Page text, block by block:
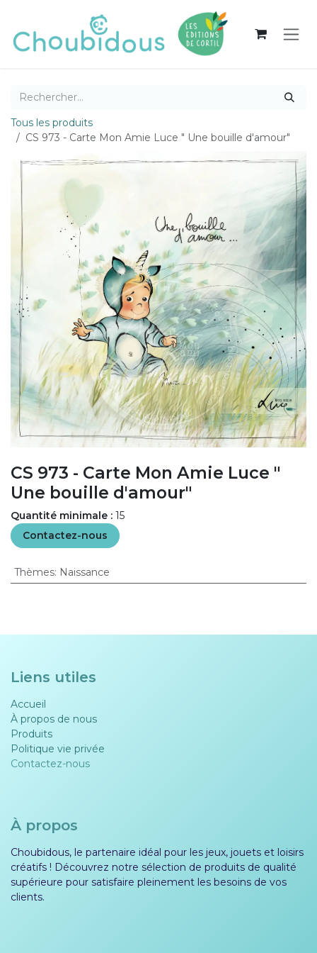
Tous les produits
CS 973 - Carte Mon Amie Luce " Une bouille d'amour"
CS 973 - Carte Mon Amie Luce "
Une bouille d'amour"
Quantité minimale : 15
Contactez-nous
Thèmes: Naissance
Liens utiles
Accueil
À propos de nous
Produits
Politique vie privée​​
Contactez-nous
À propos
Choubidous, le partenaire idéal pour les jeux, jouets et loisirs
créatifs ! Découvrez notre sélection de produits de qualité
supérieure pour satisfaire pleinement les besoins de vos
clients.